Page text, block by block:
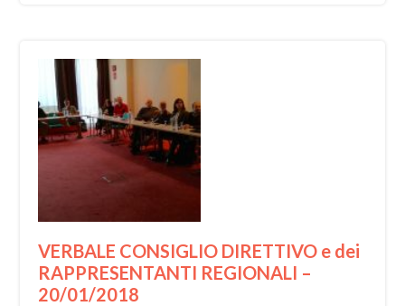
VERBALE CONSIGLIO DIRETTIVO e dei
RAPPRESENTANTI REGIONALI –
20/01/2018